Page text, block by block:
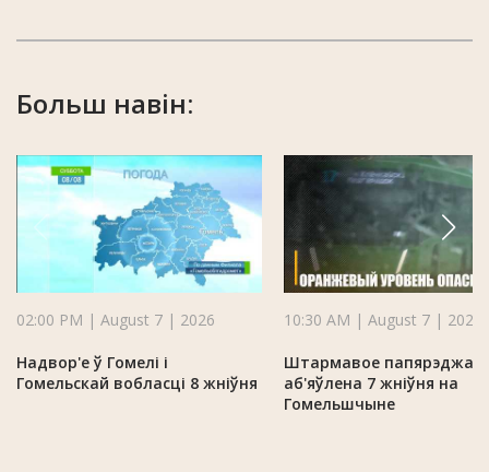
Больш навін:
02:00 PM | August 7 | 2026
Надвор'е ў Гомелі і
Гомельскай вобласці 8 жніўня
10:30 AM | August 7 | 2026
Штармавое
аб'яўлена 7 жніўня на
Гомельшчыне